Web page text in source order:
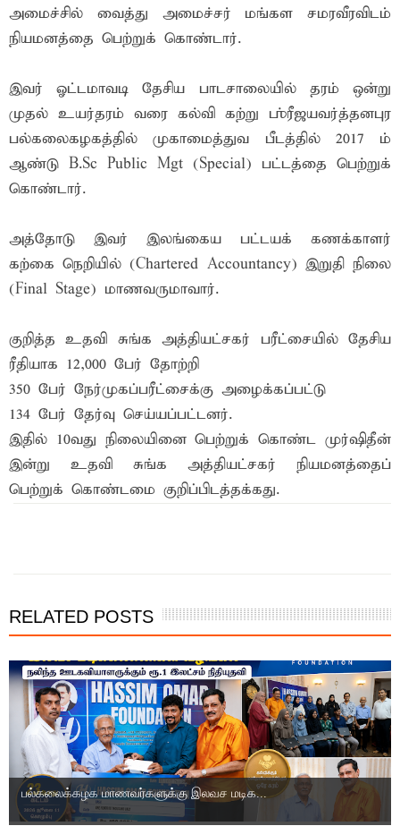
அமைச்சில் வைத்து அமைச்சர் மங்கள சமரவீரவிடம்
நியமனத்தை பெற்றுக் கொண்டார்.
இவர் ஓட்டமாவடி தேசிய பாடசாலையில் தரம் ஒன்று
முதல் உயர்தரம் வரை கல்வி கற்று ஶ்ரீஜயவர்த்தனபுர
பல்கலைகழகத்தில் முகாமைத்துவ பீடத்தில் 2017 ம்
ஆண்டு B.Sc Public Mgt (Special) பட்டத்தை பெற்றுக்
கொண்டார்.
அத்தோடு இவர் இலங்கைய பட்டயக் கணக்காளர்
கற்கை நெறியில் (Chartered Accountancy) இறுதி நிலை
(Final Stage) மாணவருமாவார்.
குறித்த உதவி சுங்க அத்தியட்சகர் பரீட்சையில் தேசிய
ரீதியாக 12,000 பேர் தோற்றி
350 பேர் நேர்முகப்பரீட்சைக்கு அழைக்கப்பட்டு
134 பேர் தேர்வு செய்யப்பட்டனர்.
இதில் 10வது நிலையினை பெற்றுக் கொண்ட முர்ஷிதீன்
இன்று உதவி சுங்க அத்தியட்சகர் நியமனத்தைப்
பெற்றுக் கொண்டமை குறிப்பிடத்தக்கது.
RELATED POSTS
பல்கலைக்கழக மாணவர்களுக்கு இலவச மடிக...